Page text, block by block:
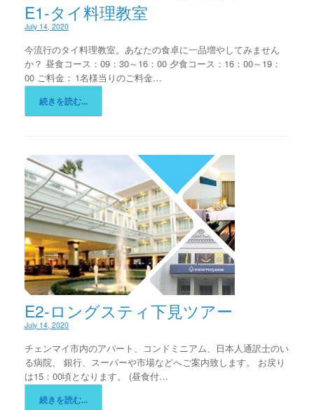
E1-タイ料理教室
July 14, 2020
今流行のタイ料理教室。あなたの食卓に一品増やしてみません
か？ 昼食コース：09：30～16：00 夕食コース：16：00～19：
00 ご料金： 1名様当りのご料金…
続きを読む...
E2-ロングスティ下見ツアー
July 14, 2020
チェンマイ市内のアパート、コンドミニアム、日本人通訳士のい
る病院、 銀行、スーパーや市場などへご案内致します。 お戻り
は15：00頃となります。 (昼食付…
続きを読む...